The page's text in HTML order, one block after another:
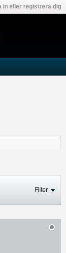
in eller registrera dig
Filter